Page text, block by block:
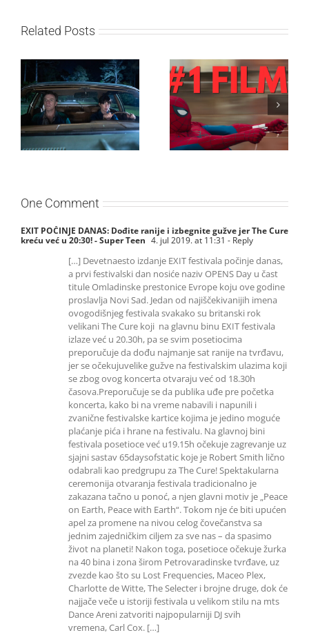
Related Posts
SF NIGHT: POSLEDNJI
DANI ULICE
HRASTOVA u Concept
Cinema i CineStar
bioskopima 12. avgusta
Najuspešnije otvaranje
studijskog filma u Srbiji:
Spajdermen: Novi dan
oborio rekord već prvog
vikenda
One Comment
EXIT POČINJE DANAS: Dođite ranije i izbegnite gužve jer The Cure
kreću već u 20:30! - Super Teen 4. jul 2019. at 11:31 - Reply
[…] Devetnaesto izdanje EXIT festivala počinje danas,
a prvi festivalski dan nosiće naziv OPENS Day u čast
titule Omladinske prestonice Evrope koju ove godine
proslavlja Novi Sad. Jedan od najiščekivanijih imena
ovogodišnjeg festivala svakako su britanski rok
velikani The Cure koji na glavnu binu EXIT festivala
izlaze već u 20.30h, pa se svim posetiocima
preporučuje da dođu najmanje sat ranije na tvrđavu,
jer se očekujuvelike gužve na festivalskim ulazima koji
se zbog ovog koncerta otvaraju već od 18.30h
časova.Preporučuje se da publika uđe pre početka
koncerta, kako bi na vreme nabavili i napunili i
zvanične festivalske kartice kojima je jedino moguće
plaćanje pića i hrane na festivalu. Na glavnoj bini
festivala posetioce već u19.15h očekuje zagrevanje uz
sjajni sastav 65daysofstatic koje je Robert Smith lično
odabrali kao predgrupu za The Cure! Spektakularna
ceremonija otvaranja festivala tradicionalno je
zakazana tačno u ponoć, a njen glavni motiv je „Peace
on Earth, Peace with Earth“. Tokom nje će biti upućen
apel za promene na nivou celog čovečanstva sa
jednim zajedničkim ciljem za sve nas – da spasimo
život na planeti! Nakon toga, posetioce očekuje žurka
na 40 bina i zona širom Petrovaradinske tvrđave, uz
zvezde kao što su Lost Frequencies, Maceo Plex,
Charlotte de Witte, The Selecter i brojne druge, dok će
najjače veče u istoriji festivala u velikom stilu na mts
Dance Areni zatvoriti najpopularniji DJ svih
vremena, Carl Cox. […]